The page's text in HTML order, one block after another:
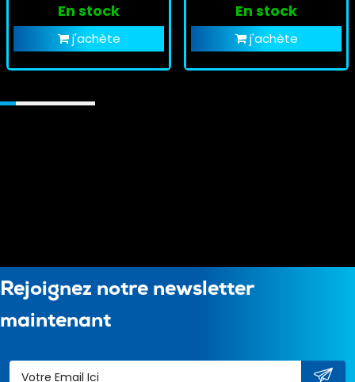
En stock
j'achète
En stock
j'achète
Rejoignez notre newsletter
maintenant